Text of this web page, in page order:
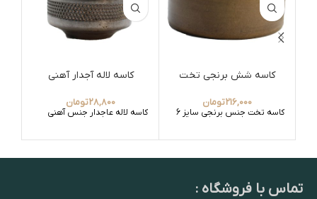
کاسه شش برنجی تخت
216,000تومان
کاسه تخت جنس برنجی سایز 6
کاسه لاله آجدار آهنی
28,800تومان
کاسه لاله عاجدار جنس آهنی
تماس با فروشگاه :